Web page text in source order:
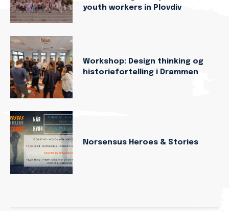
youth workers in Plovdiv
Workshop: Design thinking og
historiefortelling i Drammen
Norsensus Heroes & Stories